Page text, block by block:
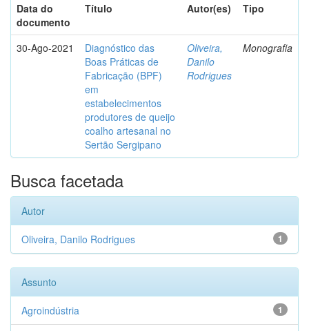
Data do
documento
Título Autor(es) Tipo
30-Ago-2021
Diagnóstico das
Boas Práticas de
Fabricação (BPF)
em
estabelecimentos
produtores de queijo
coalho artesanal no
Sertão Sergipano
Oliveira,
Danilo
Rodrigues
Monografia
Busca facetada
Autor
1
Oliveira, Danilo Rodrigues
Assunto
1
Agroindústria